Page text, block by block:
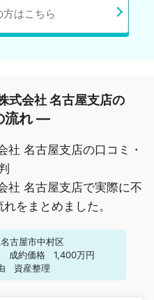
はこちら
式会社 名古屋支店の
流れ ―
社 名古屋支店の口コミ・
社 名古屋支店で実際に不
をまとめました。
古屋市中村区
成約価格
1,400万円
資産整理